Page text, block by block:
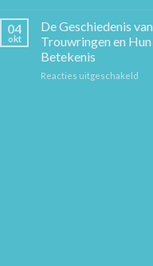
Je
04
okt
De Geschiedenis van
Trouwringen en Hun
Betekenis
Reacties uitgeschakeld